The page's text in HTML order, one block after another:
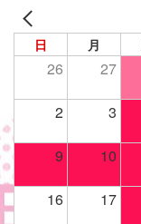
日 月
26 27
2 3
9 10
16 17